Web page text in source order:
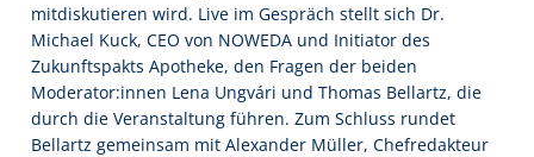
mitdiskutieren wird. Live im Gespräch stellt sich Dr.
Michael Kuck, CEO von NOWEDA und Initiator des
Zukunftspakts Apotheke, den Fragen der beiden
Moderator:innen Lena Ungvári und Thomas Bellartz, die
durch die Veranstaltung führen. Zum Schluss rundet
Bellartz gemeinsam mit Alexander Müller, Chefredakteur